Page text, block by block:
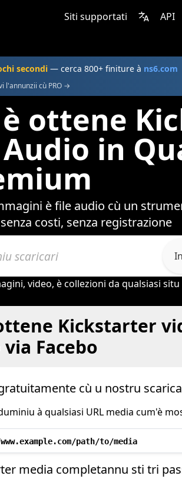
Siti supportati API
secondi— cerca 800+ finiture à ns6.com
l'annunzii cù PRO →
è ottene
in
è file audio cù un
costi, senza registrazione
video, è collezioni da qualsiasi
Kickstarter
Facebo
cù u nostru
à qualsiasi URL media cum'è
path/to/media
media completannu sti tri